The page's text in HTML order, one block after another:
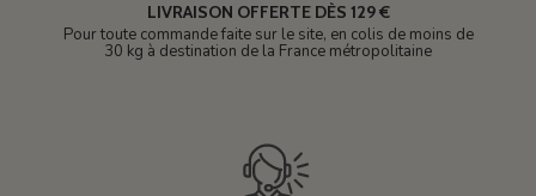
LIVRAISON OFFERTE DÈS 129 €
Pour toute commande faite sur le site, en colis de moins de
30 kg à destination de la France métropolitaine